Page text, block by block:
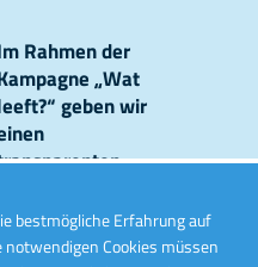
bestmögliche Erfahrung auf
Cookies müssen
Rahmen der
„Wat
geben wir
Kläranlagen